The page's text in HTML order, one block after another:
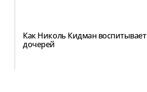
Как Николь Кидман воспитывает
дочерей